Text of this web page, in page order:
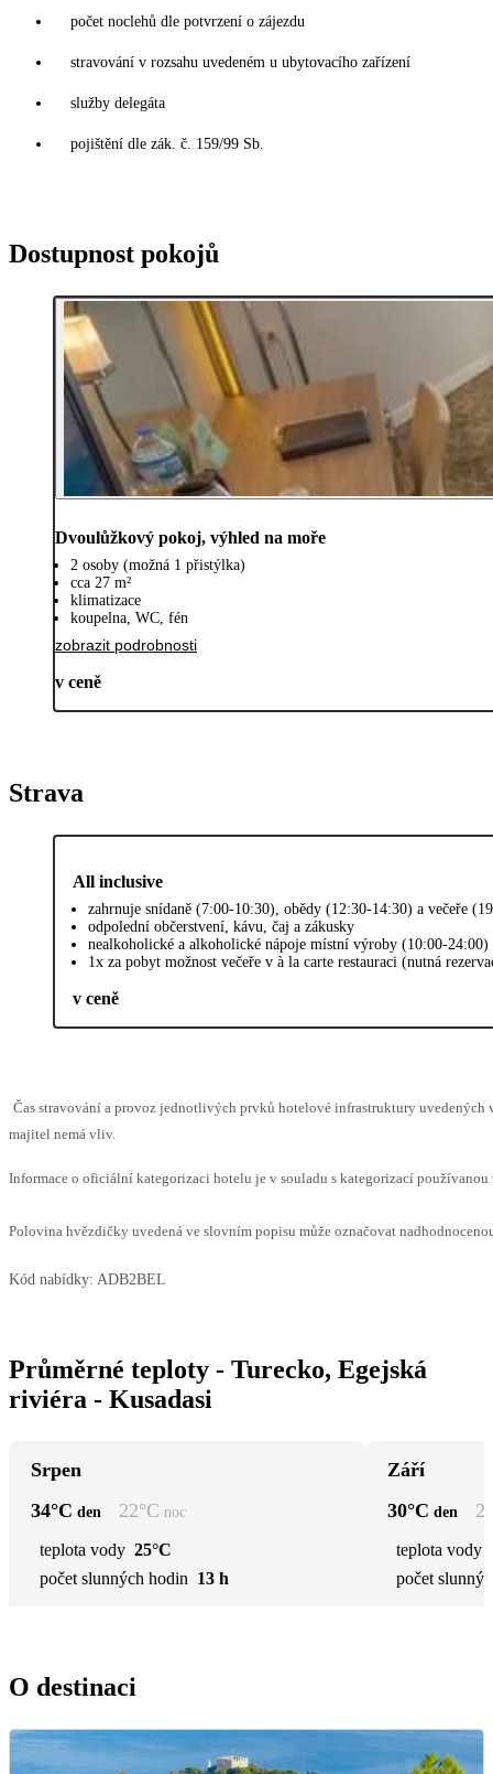
počet noclehů dle potvrzení o zájezdu
stravování v rozsahu uvedeném u ubytovacího zařízení
služby delegáta
pojištění dle zák. č. 159/99 Sb.
Dostupnost pokojů
Dvoulůžkový pokoj, výhled na moře
2 osoby (možná 1 přistýlka)
cca 27 m²
klimatizace
koupelna, WC, fén
zobrazit podrobnosti
v ceně
Strava
All inclusive
zahrnuje snídaně (7:00-10:30), obědy (12:30-14:30) a večeře
odpolední občerstvení, kávu, čaj a zákusky
nealkoholické a alkoholické nápoje místní výroby (10:00-24:00)
1x za pobyt možnost večeře v à la carte restauraci (nutná
v ceně
Čas stravování a provoz jednotlivých prvků hotelové infrastruktury uvedených
majitel nemá vliv.
Informace o oficiální kategorizaci hotelu je v souladu s kategorizací
Polovina hvězdičky uvedená ve slovním popisu může označovat
Kód nabídky: ADB2BEL
Průměrné teploty - Turecko, Egejská
riviéra - Kusadasi
Srpen
34°C den 22°C noc
teplota vody 25°C
počet slunných hodin 13 h
Září
30°C den
teplota vody
počet
O destinaci